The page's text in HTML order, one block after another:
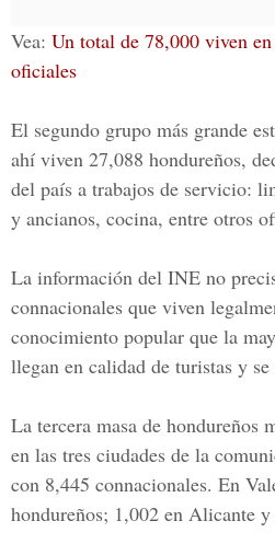
Vea: Un total de 78,000 viven
oficiales
El segundo grupo más grande
ahí viven 27,088 hondureños,
del país a trabajos de servicio:
y ancianos, cocina, entre otros
La información del INE no
connacionales que viven
conocimiento popular que la
llegan en calidad de turistas y
La tercera masa de hondureños
en las tres ciudades de la
con 8,445 connacionales. En
hondureños; 1,002 en Alicante y